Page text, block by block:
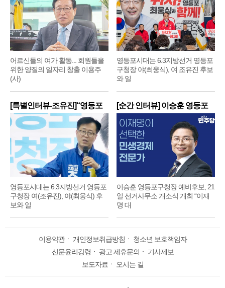
어르신들의 여가 활동... 회원들을
위한 양질의 일자리 창출 이용주
(사)
영등포시대는 6.3지방선거 영등포
구청장 야(최웅식), 여 조유진 후보
와 일
[특별인터뷰-조유진]“영등포
구
영등포시대는 6.3지방선거 영등포
구청장 여(조유진), 야(최웅식) 후
보와 일
[순간 인터뷰] 이승훈 영등포
구
이승훈 영등포구청장 예비후보, 21
일 선거사무소 개소식 개최 “이재
명 대
이용약관ㆍ 개인정보취급방침 ㆍ 청소년 보호책임자
신문윤리강령 ㆍ 광고.제휴문의 ㆍ 기사제보
보도자료ㆍ 오시는 길